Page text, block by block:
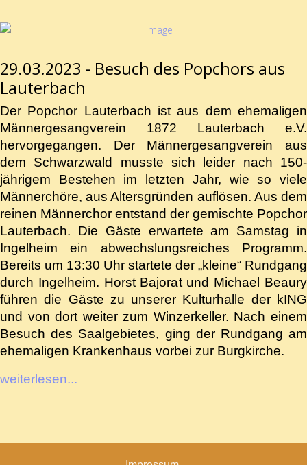
29.03.2023 - Besuch des Popchors aus
Lauterbach
Der Popchor Lauterbach ist aus dem ehemaligen
Männergesangverein 1872 Lauterbach e.V.
hervorgegangen. Der Männergesangverein aus
dem Schwarzwald musste sich leider nach 150-
jährigem Bestehen im letzten Jahr, wie so viele
Männerchöre, aus Altersgründen auflösen. Aus dem
reinen Männerchor entstand der gemischte Popchor
Lauterbach. Die Gäste erwartete am Samstag in
Ingelheim ein abwechslungsreiches Programm.
Bereits um 13:30 Uhr startete der „kleine“ Rundgang
durch Ingelheim. Horst Bajorat und Michael Beaury
führen die Gäste zu unserer Kulturhalle der kING
und von dort weiter zum Winzerkeller. Nach einem
Besuch des Saalgebietes, ging der Rundgang am
ehemaligen Krankenhaus vorbei zur Burgkirche.
weiterlesen...